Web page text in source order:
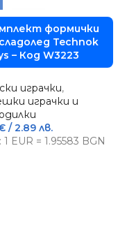
формички
Technok
– Код W3223
играчки,
играчки и
/ 2.89 лв.
1 EUR = 1.95583 BGN